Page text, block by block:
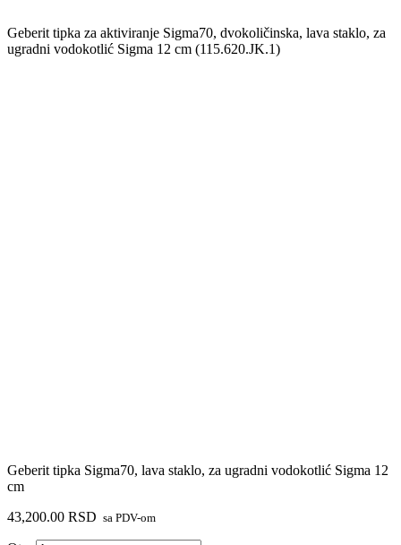
Geberit tipka za aktiviranje Sigma70, dvokoličinska, lava staklo, za
ugradni vodokotlić Sigma 12 cm (115.620.JK.1)
Geberit tipka Sigma70, lava staklo, za ugradni vodokotlić Sigma 12
cm
43,200.00 RSD sa PDV-om